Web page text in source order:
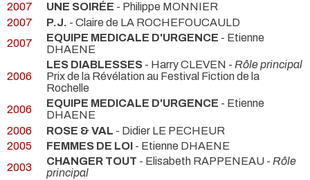
2007
UNE SOIRÉE - Philippe MONNIER
2007
P.J. - Claire de LA ROCHEFOUCAULD
2007
EQUIPE MEDICALE D'URGENCE - Etienne
DHAENE
2006
LES DIABLESSES - Harry CLEVEN - Rôle principal
Prix de la Révélation au Festival Fiction de la
Rochelle
2006
EQUIPE MEDICALE D'URGENCE - Etienne
DHAENE
2006
ROSE & VAL - Didier LE PECHEUR
2005
FEMMES DE LOI - Etienne DHAENE
2003
CHANGER TOUT - Elisabeth RAPPENEAU - Rôle
principal